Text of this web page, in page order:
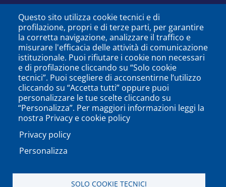
SEGUICI SU
PODCAST
Questo sito utilizza cookie tecnici e di
profilazione, propri e di terze parti, per garantire
la corretta navigazione, analizzare il traffico e
misurare l'efficacia delle attività di comunicazione
istituzionale. Puoi rifiutare i cookie non necessari
e di profilazione cliccando su “Solo cookie
tecnici”. Puoi scegliere di acconsentirne l’utilizzo
cliccando su “Accetta tutti” oppure puoi
personalizzare le tue scelte cliccando su
“Personalizza”. Per maggiori informazioni leggi la
nostra Privacy e cookie policy
Privacy policy
Personalizza
SOLO COOKIE TECNICI